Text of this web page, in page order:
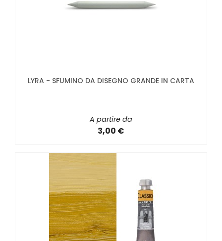
LYRA - SFUMINO DA DISEGNO GRANDE IN CARTA
A partire da
3,00 €